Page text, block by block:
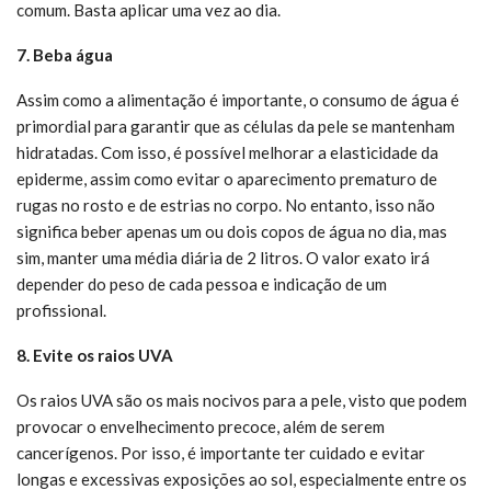
comum. Basta aplicar uma vez ao dia.
7. Beba água
Assim como a alimentação é importante, o consumo de água é
primordial para garantir que as células da pele se mantenham
hidratadas. Com isso, é possível melhorar a elasticidade da
epiderme, assim como evitar o aparecimento prematuro de
rugas no rosto e de estrias no corpo. No entanto, isso não
significa beber apenas um ou dois copos de água no dia, mas
sim, manter uma média diária de 2 litros. O valor exato irá
depender do peso de cada pessoa e indicação de um
profissional.
8. Evite os raios UVA
Os raios UVA são os mais nocivos para a pele, visto que podem
provocar o envelhecimento precoce, além de serem
cancerígenos. Por isso, é importante ter cuidado e evitar
longas e excessivas exposições ao sol, especialmente entre os